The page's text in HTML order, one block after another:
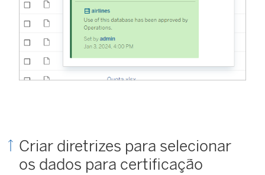
Criar diretrizes para selecionar
os dados para certificação